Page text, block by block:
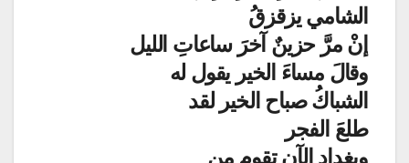
الشامي يزقزقُ
إنْ مرَّ حزينٌ آخرَ ساعاتِ الليل
وقالَ مساءَ الخير يقول له
الشباكُ صباح الخير لقد
طلعَ الفجر
وبغداد الآن تقوم من